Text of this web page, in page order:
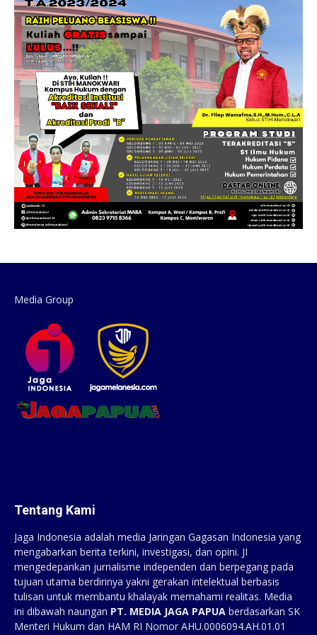
Media Group
Tentang Kami
Jaga Indonesia adalah media Jaringan Gagasan Indonesia yang
mengabarkan berita terkini, investigasi, dan opini. JI
mengedepankan jurnalisme independen dan berpegang pada
tujuan utama berdirinya yakni gerakan intelektual berbasis
tulisan untuk membantu khalayak memahami realitas. Media
ini dibawah naungan PT. MEDIA JAGA PAPUA berdasarkan SK
Menteri Hukum dan HAM RI Nomor AHU.0006094.AH.01.01